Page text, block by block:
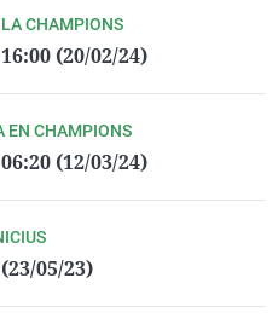
CHAMPIONS
(20/02/24)
EN CHAMPIONS
(12/03/24)
05/23)